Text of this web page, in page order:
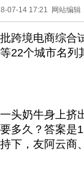
07-14 17:21 网站编辑
跨境电商综合
22个城市名列
奶牛身上挤
多久？答案是
下，友阿云商